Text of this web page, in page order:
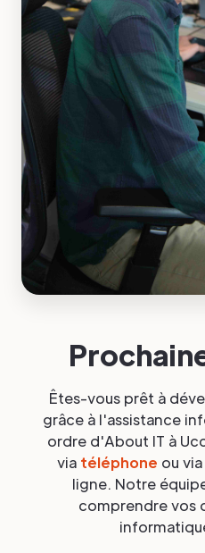
Êtes-vous prêt à
grâce à l'assistance
ordre d'About IT à
via téléphone ou
ligne. Notre
comprendre vos